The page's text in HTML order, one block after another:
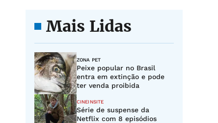
Mais Lidas
ZONA PET
Peixe popular no Brasil
entra em extinção e pode
ter venda proibida
CINEINSITE
Série de suspense da
Netflix com 8 episódios